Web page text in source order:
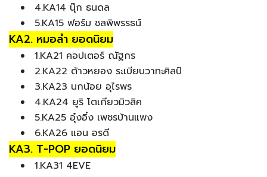
4.KA14 นุ๊ก ธนดล
5.KA15 ฟอร์ม ชลพิพรรธน์
KA2. หมอลำ ยอดนิยม
1.KA21 คอปเตอร์ ณัฐกร
2.KA22 ต้าวหยอง ระเบียบวาทะศิลป์
3.KA23 นกน้อย อุไรพร
4.KA24 ยูริ โตเกียวมิวสิค
5.KA25 อุ๋งอิ๋ง เพชรบ้านแพง
6.KA26 แอน อรดี
KA3. T-POP ยอดนิยม
1.KA31 4EVE